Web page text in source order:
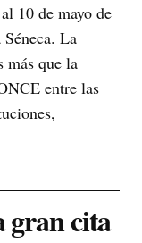
10 de mayo de
La
más que la
entre las
gran cita